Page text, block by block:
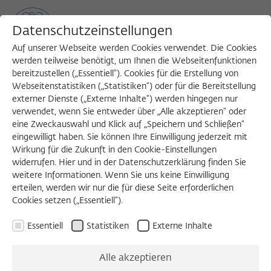
MENU
Search
Datenschutzeinstellungen
Auf unserer Webseite werden Cookies verwendet. Die Cookies
werden teilweise benötigt, um Ihnen die Webseitenfunktionen
bereitzustellen („Essentiell“). Cookies für die Erstellung von
Webseitenstatistiken („Statistiken“) oder für die Bereitstellung
externer Dienste („Externe Inhalte“) werden hingegen nur
verwendet, wenn Sie entweder über „Alle akzeptieren“ oder
eine Zweckauswahl und Klick auf „Speichern und Schließen“
eingewilligt haben. Sie können Ihre Einwilligung jederzeit mit
Wirkung für die Zukunft in den Cookie-Einstellungen
widerrufen. Hier und in der Datenschutzerklärung finden Sie
weitere Informationen. Wenn Sie uns keine Einwilligung
erteilen, werden wir nur die für diese Seite erforderlichen
Cookies setzen („Essentiell“).
Essentiell Statistiken Externe Inhalte
Alle akzeptieren